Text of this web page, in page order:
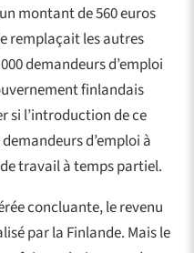
montant de 560 euros
remplaçait les autres
demandeurs d’emploi
finlandais
si l’introduction de ce
d’emploi à
travail à temps partiel.
concluante, le revenu
par la Finlande. Mais le